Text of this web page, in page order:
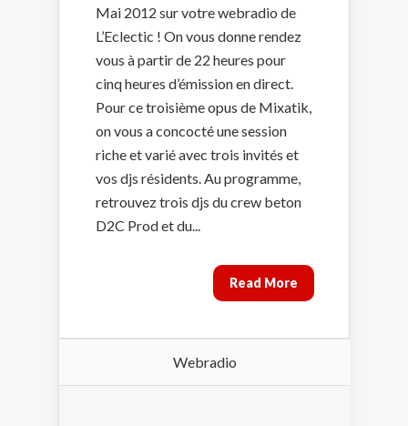
Mai 2012 sur votre webradio de
L’Eclectic ! On vous donne rendez
vous à partir de 22 heures pour
cinq heures d’émission en direct.
Pour ce troisième opus de Mixatik,
on vous a concocté une session
riche et varié avec trois invités et
vos djs résidents. Au programme,
retrouvez trois djs du crew beton
D2C Prod et du...
Read More
Webradio